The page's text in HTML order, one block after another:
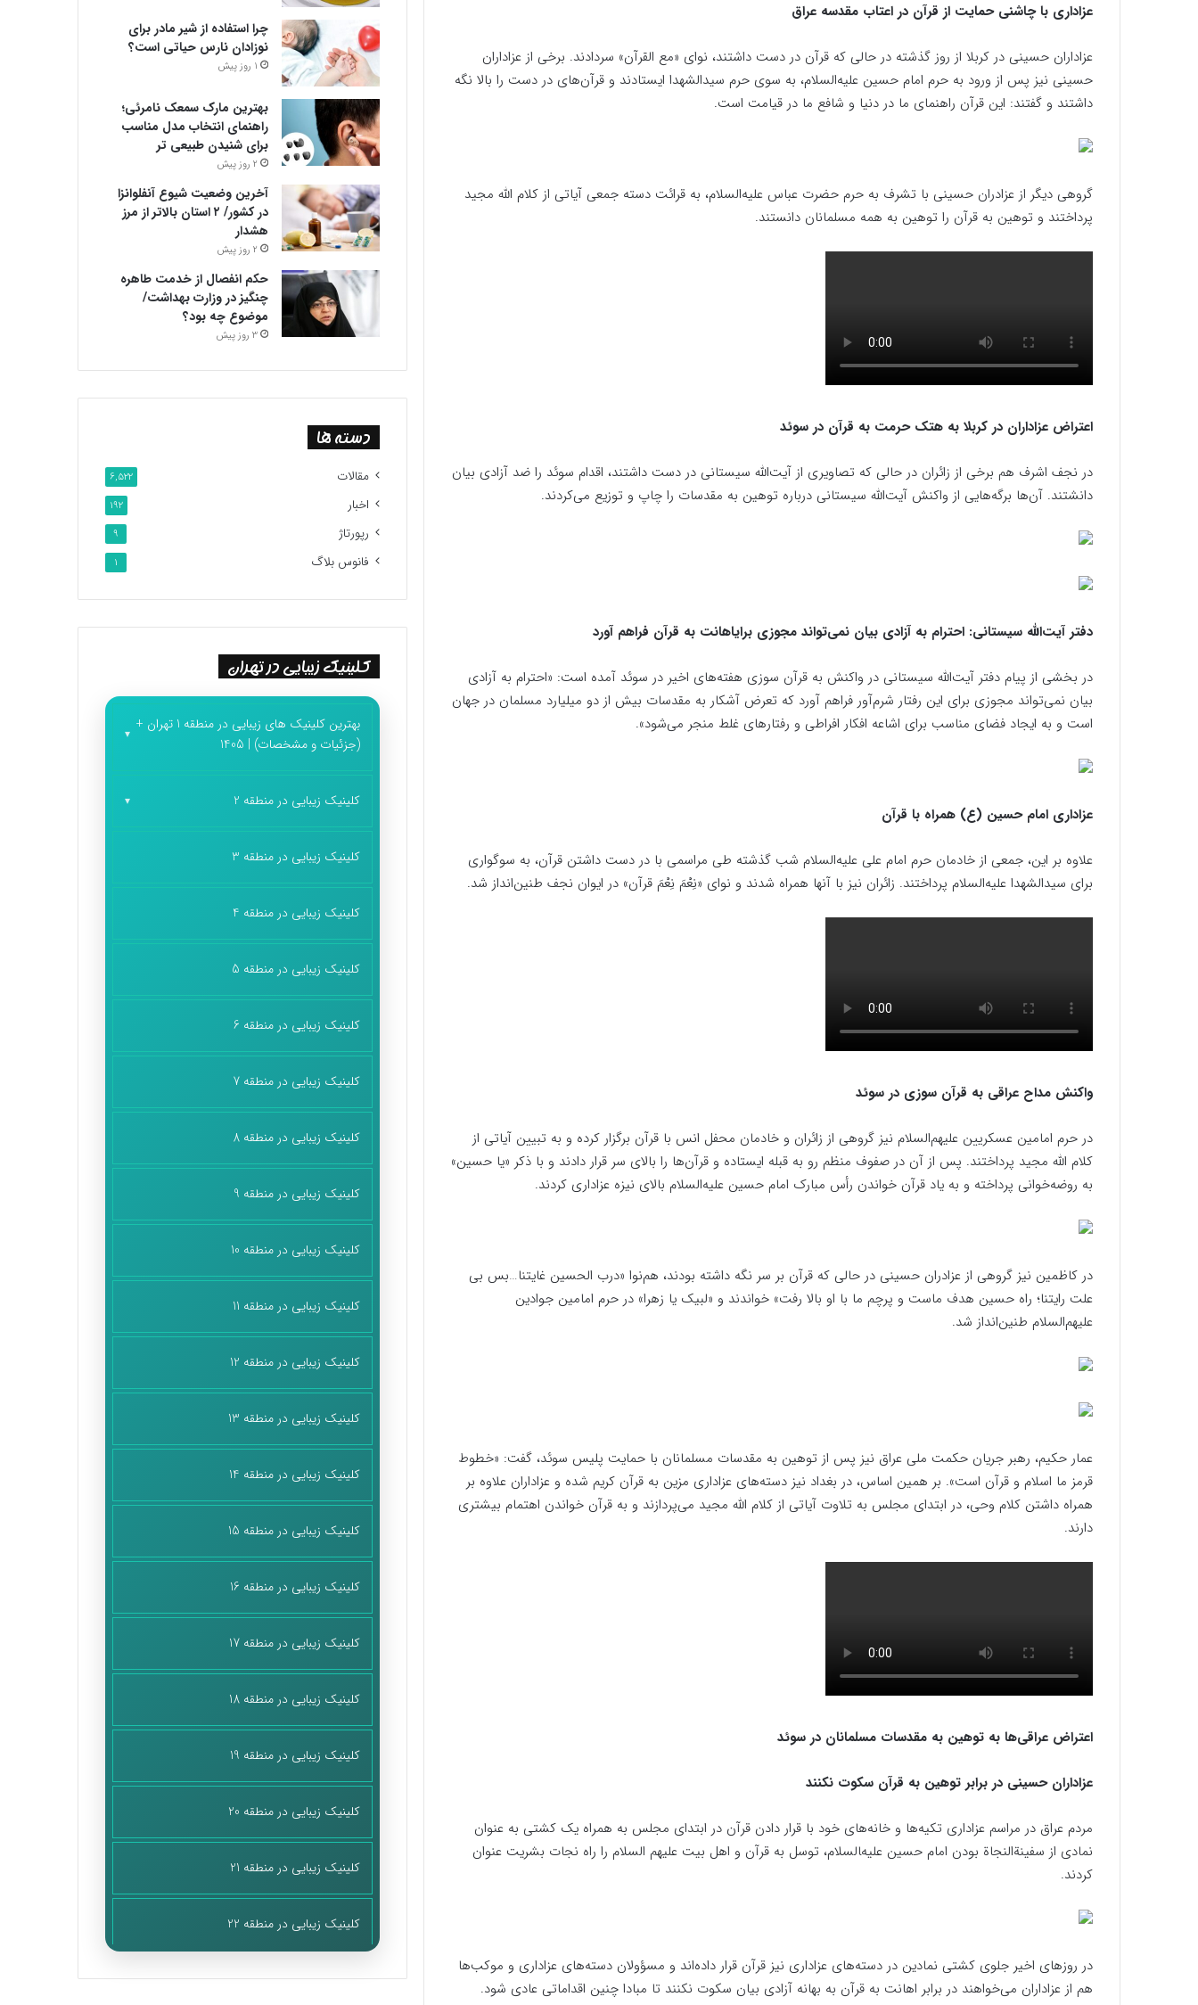
عزاداری با چاشنی حمایت از قرآن در اعتاب مقدسه عراق
عزاداران حسینی در کربلا از روز گذشته در حالی که قرآن در دست داشتند، نوای «مع القرآن» سردادند. برخی از عزاداران
حسینی نیز پس از ورود به حرم امام حسین علیه‌السلام، به سوی حرم سیدالشهدا ایستادند و قرآن‌های در دست را بالا نگه
داشتند و گفتند: این قرآن راهنمای ما در دنیا و شافع ما در قیامت است.
گروهی دیگر از عزادران حسینی با تشرف به حرم حضرت عباس علیه‌السلام، به قرائت دسته جمعی آیاتی از کلام الله مجید
پرداختند و توهین به قرآن را توهین به همه مسلمانان دانستند.
اعتراض عزاداران در کربلا به هتک حرمت به قرآن در سوئد
در نجف اشرف هم برخی از زائران در حالی که تصاویری از آیت‌الله سیستانی در دست داشتند، اقدام سوئد را ضد آزادی بیان
دانشتند. آن‌ها برگه‌هایی از واکنش آیت‌الله سیستانی درباره توهین به مقدسات را چاپ و توزیع می‌کردند.
دفتر آیت‌الله سیستانی: احترام به آزادی بیان نمی‌تواند مجوزی برایاهانت به قرآن فراهم آورد
در بخشی از پیام دفتر آیت‌الله سیستانی در واکنش به قرآن سوزی هفته‌های اخیر در سوئد آمده است: «احترام به آزادی
بیان نمی‌تواند مجوزی برای این رفتار شرم‌آور فراهم آورد که تعرض آشکار به مقدسات بیش از دو میلیارد مسلمان در جهان
است و به ایجاد فضای مناسب برای اشاعه افکار افراطی و رفتارهای غلط منجر می‌شود».
عزاداری امام حسین (ع) همراه با قرآن
علاوه بر این، جمعی از خادمان حرم امام علی علیه‌السلام شب گذشته طی مراسمی با در دست داشتن قرآن، به سوگواری
برای سیدالشهدا علیه‌السلام پرداختند. زائران نیز با آنها همراه شدند و نوای «نِعْمَ نِعْمَ قرآن» در ایوان نجف طنین‌انداز شد.
واکنش مداح عراقی به قرآن سوزی در سوئد
در حرم امامین عسکریین علیهم‌السلام نیز گروهی از زائران و خادمان محفل انس با قرآن برگزار کرده و به تبیین آیاتی از
کلام الله مجید پرداختند. پس از آن در صفوف منظم رو به قبله ایستاده و قرآن‌ها را بالای سر قرار دادند و با ذکر «یا حسین»
به روضه‌خوانی پرداخته و به یاد قرآن خواندن رأس مبارک امام حسین علیه‌السلام بالای نیزه عزاداری کردند.
در کاظمین نیز گروهی از عزادران حسینی در حالی که قرآن بر سر نگه داشته بودند، هم‌نوا «درب الحسین غایتنا…بس بی
علت رایتنا؛ راه حسین هدف ماست و پرچم‌ ما با او بالا رفت» خواندند و «لبیک یا زهرا» در حرم امامین جوادین
علیهم‌السلام طنین‌انداز شد.
عمار حکیم، رهبر جریان حکمت ملی عراق نیز پس از توهین به مقدسات مسلمانان با حمایت پلیس سوئد، گفت: «خطوط
قرمز ما اسلام و قرآن است». بر همین اساس، در بغداد نیز دسته‌های عزاداری مزین به قرآن کریم شده و عزاداران علاوه بر
همراه داشتن کلام وحی، در ابتدای مجلس به تلاوت آیاتی از کلام الله مجید می‌پردازند و به قرآن خواندن اهتمام بیشتری
دارند.
اعتراض عراقی‌ها به توهین به مقدسات مسلمانان در سوئد
عزاداران حسینی در برابر توهین به قرآن سکوت نکنند
مردم عراق در مراسم عزاداری تکیه‌ها و خانه‌های خود با قرار دادن قرآن در ابتدای مجلس به همراه یک کشتی به عنوان
نمادی از سفینةالنجاة بودن امام حسین علیه‌‍السلام، توسل به قرآن و اهل بیت علیهم السلام را راه نجات بشریت عنوان
کردند.
در روزهای اخیر جلوی کشتی نمادین در دسته‌های عزاداری نیز قرآن قرار داده‌اند و مسؤولان دسته‌های عزاداری و موکب‌ها
هم از عزاداران می‌‌خواهند در برابر اهانت به قرآن به بهانه آزادی بیان سکوت نکنند تا مبادا چنین اقداماتی عادی شود.
چرا استفاده از شیر مادر برای
نوزادان نارس حیاتی است؟
1 روز پیش
بهترین مارک سمعک نامرئی؛
راهنمای انتخاب مدل مناسب
برای شنیدن طبیعی تر
2 روز پیش
آخرین وضعیت شیوع آنفلوانزا
در کشور/ ۲ استان بالاتر از مرز
هشدار
2 روز پیش
حکم انفصال از خدمت طاهره
چنگیز در وزارت بهداشت/
موضوع چه بود؟
3 روز پیش
دسته ها
مقالات 6,522
اخبار 192
رپورتاژ 9
فانوس بلاگ 1
کلینیک زیبایی در تهران
بهترین کلینیک های زیبایی در منطقه 1 تهران +
(جزئیات و مشخصات) | 1405
کلینیک زیبایی در منطقه 2
کلینیک زیبایی در منطقه 3
کلینیک زیبایی در منطقه 4
کلینیک زیبایی در منطقه 5
کلینیک زیبایی در منطقه 6
کلینیک زیبایی در منطقه 7
کلینیک زیبایی در منطقه 8
کلینیک زیبایی در منطقه 9
کلینیک زیبایی در منطقه 10
کلینیک زیبایی در منطقه 11
کلینیک زیبایی در منطقه 12
کلینیک زیبایی در منطقه 13
کلینیک زیبایی در منطقه 14
کلینیک زیبایی در منطقه 15
کلینیک زیبایی در منطقه 16
کلینیک زیبایی در منطقه 17
کلینیک زیبایی در منطقه 18
کلینیک زیبایی در منطقه 19
کلینیک زیبایی در منطقه 20
کلینیک زیبایی در منطقه 21
کلینیک زیبایی در منطقه 22